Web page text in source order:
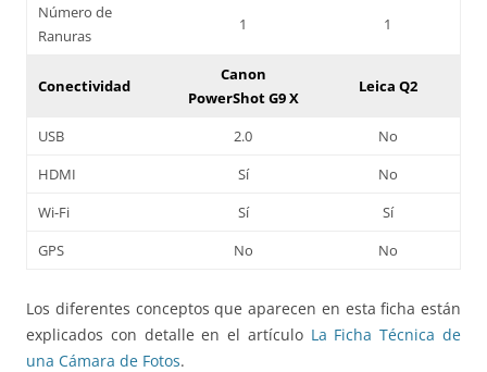
Número de
Ranuras
1 1
Conectividad
Canon
PowerShot G9 X
Leica Q2
USB 2.0
No
HDMI
Sí
No
Wi-Fi
Sí
Sí
GPS
No No
Los diferentes conceptos que aparecen en esta ficha están
explicados con detalle en el artículo La Ficha Técnica de
una Cámara de Fotos.